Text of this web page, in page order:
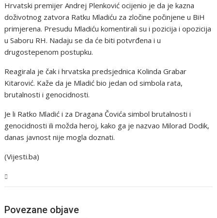
Hrvatski premijer Andrej Plenković ocijenio je da je kazna
doživotnog zatvora Ratku Mladiću za zločine počinjene u BiH
primjerena. Presudu Mladiću komentirali su i pozicija i opozicija
u Saboru RH. Nadaju se da će biti potvrđena i u
drugostepenom postupku.
Reagirala je čak i hrvatska predsjednica Kolinda Grabar
Kitarović. Kaže da je Mladić bio jedan od simbola rata,
brutalnosti i genocidnosti.
Je li Ratko Mladić i za Dragana Čovića simbol brutalnosti i
genocidnosti ili možda heroj, kako ga je nazvao Milorad Dodik,
danas javnost nije mogla doznati.
(Vijesti.ba)
Povezane objave